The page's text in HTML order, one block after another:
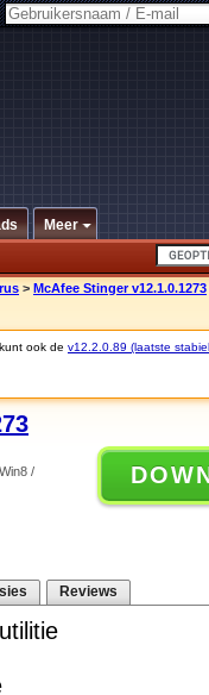
Meer
> McAfee Stinger v12.1.0.1273
ook de v12.2.0.89 (laatste
/
Reviews